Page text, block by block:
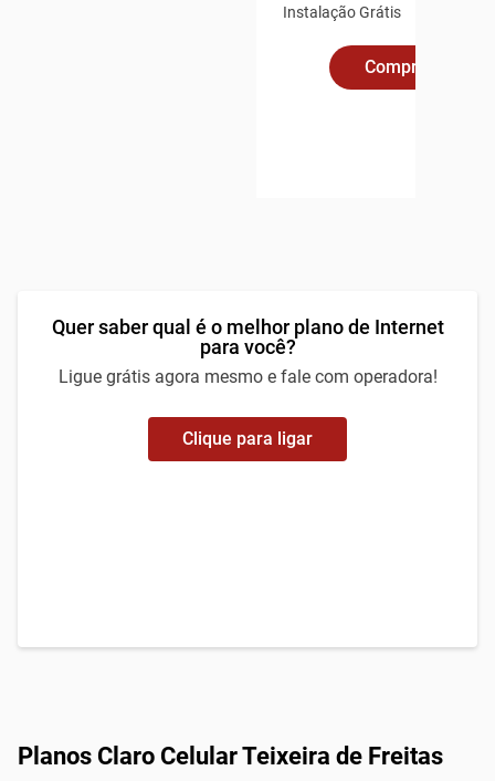
Instalação Grátis
Compre Online
Quer saber qual é o melhor plano de Internet
para você?
Ligue grátis agora mesmo e fale com operadora!
Clique para ligar
Planos Claro Celular Teixeira de Freitas